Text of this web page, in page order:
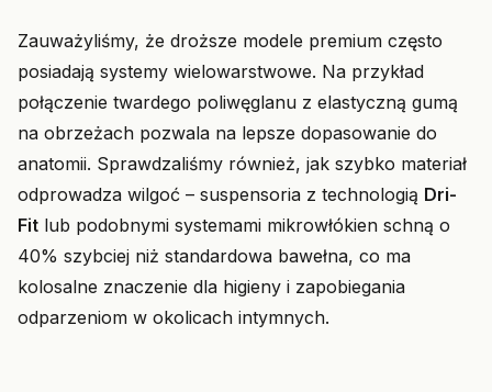
Zauważyliśmy, że droższe modele premium często
posiadają systemy wielowarstwowe. Na przykład
połączenie twardego poliwęglanu z elastyczną gumą
na obrzeżach pozwala na lepsze dopasowanie do
anatomii. Sprawdzaliśmy również, jak szybko materiał
odprowadza wilgoć – suspensoria z technologią Dri-
Fit lub podobnymi systemami mikrowłókien schną o
40% szybciej niż standardowa bawełna, co ma
kolosalne znaczenie dla higieny i zapobiegania
odparzeniom w okolicach intymnych.